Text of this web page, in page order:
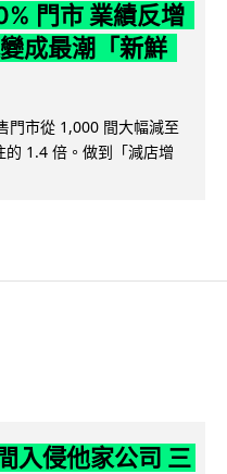
門市 業績反增
成最潮「新鮮
門市從 1,000 間大幅減至
1.4 倍。做到「減店增
入侵他家公司 三